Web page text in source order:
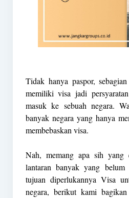
Tidak hanya paspor,
memiliki visa jadi
masuk ke sebuah negara.
banyak negara yang hanya
membebaskan visa.
Nah, memang apa sih yang
lantaran banyak yang belum
tujuan diperlukannya Visa
negara, berikut kami